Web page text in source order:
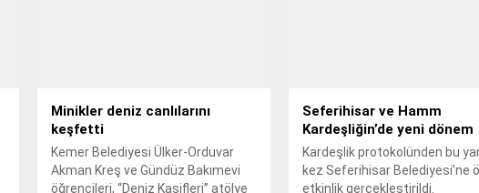
Minikler deniz canlılarını
keşfetti
Kemer Belediyesi Ülker-Orduvar
Akman Kreş ve Gündüz Bakımevi
öğrencileri, “Deniz Kaşifleri” atölye
Seferihisar ve Hamm
Kardeşliğin’de yeni dönem
Kardeşlik protokolünden bu
kez Seferihisar Belediyesi’ne
etkinlik gerçekleştirildi.